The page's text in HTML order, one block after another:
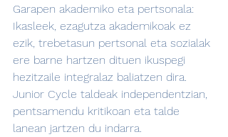
Garapen akademiko eta pertsonala:
Ikasleek, ezagutza akademikoak ez
ezik, trebetasun pertsonal eta sozialak
ere barne hartzen dituen ikuspegi
hezitzaile integralaz baliatzen dira.
Junior Cycle taldeak independentzian,
pentsamendu kritikoan eta talde
lanean jartzen du indarra.